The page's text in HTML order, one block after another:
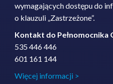
wymagających dostępu do
o klauzuli „Zastrzeżone”.
Kontakt do Pełnomocnika
535 446 446
601 161 144
Więcej informacji >